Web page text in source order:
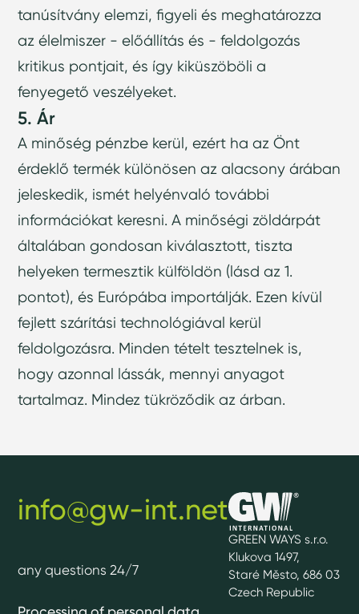
tanúsítvány elemzi, figyeli és meghatározza
az élelmiszer - előállítás és - feldolgozás
kritikus pontjait, és így kiküszöböli a
fenyegető veszélyeket.
5. Ár
A minőség pénzbe kerül, ezért ha az Önt
érdeklő termék különösen az alacsony árában
jeleskedik, ismét helyénvaló további
információkat keresni. A minőségi zöldárpát
általában gondosan kiválasztott, tiszta
helyeken termesztik külföldön (lásd az 1.
pontot), és Európába importálják. Ezen kívül
fejlett szárítási technológiával kerül
feldolgozásra. Minden tételt tesztelnek is,
hogy azonnal lássák, mennyi anyagot
tartalmaz. Mindez tükröződik az árban.
GREEN WAYS s.r.o.
Klukova 1497,
Staré Město, 686 03
Czech Republic
info@gw-int.net
any questions 24/7